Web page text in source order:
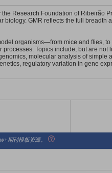
Research Foundation of Ribeirão
GMR reflects the full breadth
organisms—from mice and flies,
Topics include, but are
molecular analysis of simple
regulatory variation in gene
期刊模板资源。